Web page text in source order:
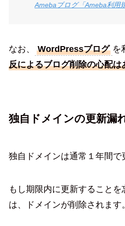
Amebaブログ「Ameba利用
なお、 WordPressブログ を
反によるブログ削除の心配は
独自ドメインの更新漏
独自ドメインは通常１年間で
もし期限内に更新すること
は、ドメインが削除されます。